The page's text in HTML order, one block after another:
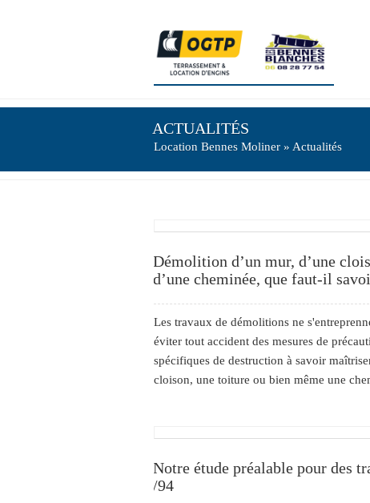
ACTUALITÉS
Location Bennes Moliner » Actualités
Démolition d’un mur, d’une
d’une cheminée, que faut-il
Les travaux de démolitions ne
éviter tout accident des mesures de
spécifiques de destruction à savoir
cloison, une toiture ou bien même une
Notre étude préalable pour des
/94